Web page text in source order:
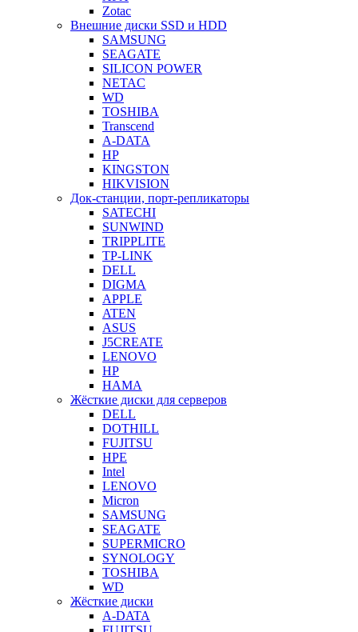
Zotac
Внешние диски SSD и HDD
SAMSUNG
SEAGATE
SILICON POWER
NETAC
WD
TOSHIBA
Transcend
A-DATA
HP
KINGSTON
HIKVISION
Док-станции, порт-репликаторы
SATECHI
SUNWIND
TRIPPLITE
TP-LINK
DELL
DIGMA
APPLE
ATEN
ASUS
J5CREATE
LENOVO
HP
HAMA
Жёсткие диски для серверов
DELL
DOTHILL
FUJITSU
HPE
Intel
LENOVO
Micron
SAMSUNG
SEAGATE
SUPERMICRO
SYNOLOGY
TOSHIBA
WD
Жёсткие диски
A-DATA